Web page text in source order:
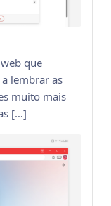
que
lembrar as
muito mais
[…]